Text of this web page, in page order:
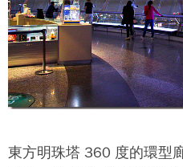
東方明珠塔 360 度的環型